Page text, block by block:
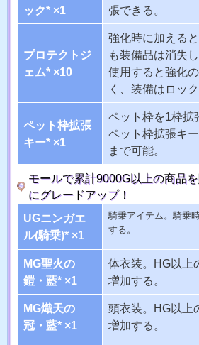
ック* ×1
張できる。
プロテクトジ
ェム* ×10
強化時に加える
も装備品は消失し
使用すると強化
く、装備はロッ
ペット枠拡張
キー* ×1
ペット枠を1枠拡
ペット枠拡張キ
まで可能。
モールで累計9000G以上の商品
にグレードアップ！
UGニンガエ
ル(騎乗)* ×1
騎乗アイテム。騎乗
する。
MG聖火の
鎧・藍* ×1
体衣装。HG以上
増加する。
MG熾天の
冠・藍* ×1
頭衣装。HG以上
増加する。